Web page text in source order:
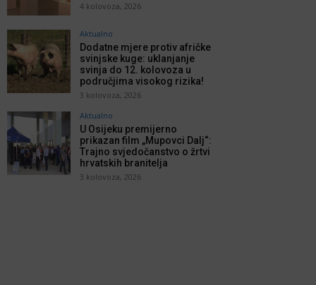
4 kolovoza, 2026
Aktualno
Dodatne mjere protiv afričke
svinjske kuge: uklanjanje
svinja do 12. kolovoza u
područjima visokog rizika!
3 kolovoza, 2026
Aktualno
U Osijeku premijerno
prikazan film „Mupovci Dalj“:
Trajno svjedočanstvo o žrtvi
hrvatskih branitelja
3 kolovoza, 2026